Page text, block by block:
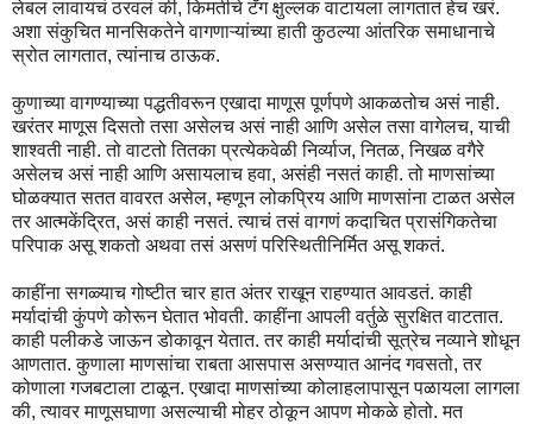
लेबल लावायचं ठरवलं की, किमतीचे टॅग क्षुल्लक वाटायला लागतात हेच खरं.
अशा संकुचित मानसिकतेने वागणाऱ्यांच्या हाती कुठल्या आंतरिक समाधानाचे
स्रोत लागतात, त्यांनाच ठाऊक.
कुणाच्या वागण्याच्या पद्धतीवरून एखादा माणूस पूर्णपणे आकळतोच असं नाही.
खरंतर माणूस दिसतो तसा असेलच असं नाही आणि असेल तसा वागेलच, याची
शाश्वती नाही. तो वाटतो तितका प्रत्येकवेळी निर्व्याज, नितळ, निखळ वगैरे
असेलच असं नाही आणि असायलाच हवा, असंही नसतं काही. तो माणसांच्या
घोळक्यात सतत वावरत असेल, म्हणून लोकप्रिय आणि माणसांना टाळत असेल
तर आत्मकेंद्रित, असं काही नसतं. त्याचं तसं वागणं कदाचित प्रासंगिकतेचा
परिपाक असू शकतो अथवा तसं असणं परिस्थितीनिर्मित असू शकतं.
काहींना सगळ्याच गोष्टीत चार हात अंतर राखून राहण्यात आवडतं. काही
मर्यादांची कुंपणे कोरून घेतात भोवती. काहींना आपली वर्तुळे सुरक्षित वाटतात.
काही पलीकडे जाऊन डोकावून येतात. तर काही मर्यादांची सूत्रेच नव्याने शोधून
आणतात. कुणाला माणसांचा राबता आसपास असण्यात आनंद गवसतो, तर
कोणाला गजबटाला टाळून. एखादा माणसांच्या कोलाहलापासून पळायला लागला
की, त्यावर माणूसघाणा असल्याची मोहर ठोकून आपण मोकळे होतो. मत